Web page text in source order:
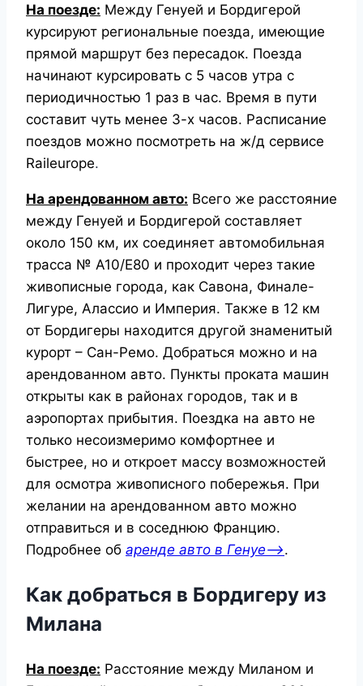
На поезде: Между Генуей и Бордигерой
курсируют региональные поезда, имеющие
прямой маршрут без пересадок. Поезда
начинают курсировать с 5 часов утра с
периодичностью 1 раз в час. Время в пути
составит чуть менее 3-х часов. Расписание
поездов можно посмотреть на ж/д сервисе
Raileurope.
На арендованном авто: Всего же расстояние
между Генуей и Бордигерой составляет
около 150 км, их соединяет автомобильная
трасса № A10/E80 и проходит через такие
живописные города, как Савона, Финале-
Лигуре, Алассио и Империя. Также в 12 км
от Бордигеры находится другой знаменитый
курорт – Сан-Ремо. Добраться можно и на
арендованном авто. Пункты проката машин
открыты как в районах городов, так и в
аэропортах прибытия. Поездка на авто не
только несоизмеримо комфортнее и
быстрее, но и откроет массу возможностей
для осмотра живописного побережья. При
желании на арендованном авто можно
отправиться и в соседнюю Францию.
Подробнее об аренде авто в Генуе—>.
Как добраться в Бордигеру из
Милана
На поезде: Расстояние между Миланом и